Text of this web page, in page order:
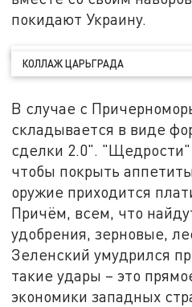
покидают Украину.
КОЛЛАЖ ЦАРЬГРАДА
В случае с
складывается в виде
сделки 2.0". "Щедрости"
чтобы покрыть
оружие приходится
Причём, всем, что
удобрения, зерновые,
Зеленский умудрился
такие удары – это
экономики западных